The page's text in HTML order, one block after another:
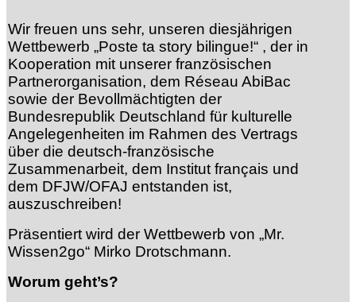
Wir freuen uns sehr, unseren diesjährigen
Wettbewerb „Poste ta story bilingue!“ , der in
Kooperation mit unserer französischen
Partnerorganisation, dem Réseau AbiBac
sowie der Bevollmächtigten der
Bundesrepublik Deutschland für kulturelle
Angelegenheiten im Rahmen des Vertrags
über die deutsch-französische
Zusammenarbeit, dem Institut français und
dem DFJW/OFAJ entstanden ist,
auszuschreiben!
Präsentiert wird der Wettbewerb von „Mr.
Wissen2go“ Mirko Drotschmann.
Worum geht’s?